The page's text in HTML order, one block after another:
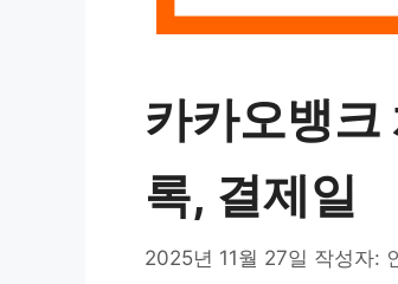
카카오뱅크
록, 결제일
2025년 11월 27일 작성자: